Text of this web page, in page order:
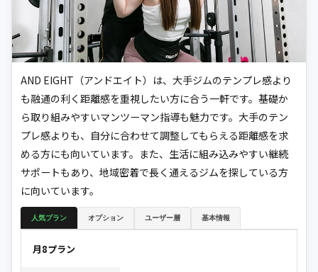
AND EIGHT（アンドエイト）は、大手ジムのテンプレ感より
も融通の利く距離感を重視したい方に合う一軒です。基礎か
ら取り組みやすいマンツーマン指導も魅力です。大手のテン
プレ感よりも、自分に合わせて調整してもらえる距離感を求
める方にも向いています。また、生活に組み込みやすい継続
サポートもあり、地域密着で長く通えるジムを探している方
に向いています。
人気プラン オプション ユーザー層 基本情報
月8プラン